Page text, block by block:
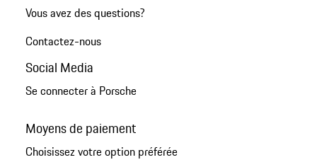
Vous avez des questions?
Contactez-nous
Social Media
Se connecter à Porsche
Moyens de paiement
Choisissez votre option préférée